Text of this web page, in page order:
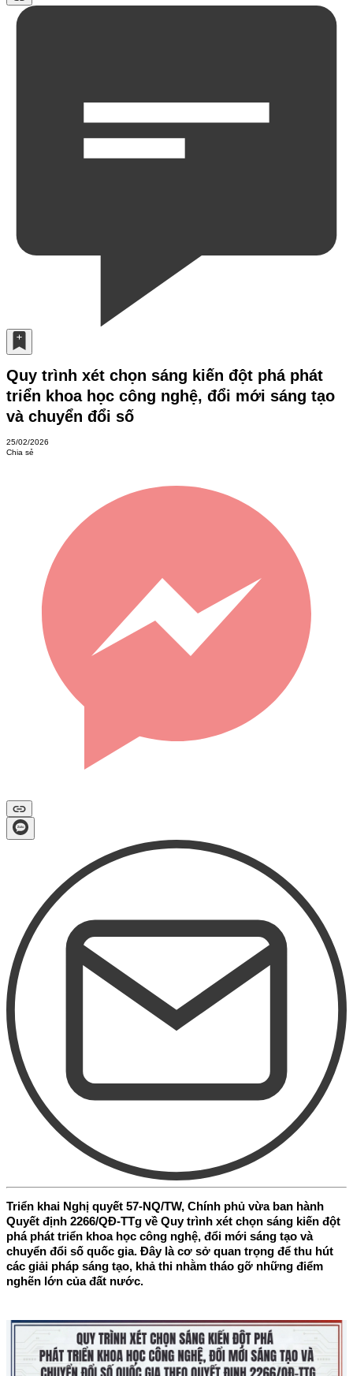
Quy trình xét chọn sáng kiến đột phá phát
triển khoa học công nghệ, đổi mới sáng tạo
và chuyển đổi số
25/02/2026
Chia sẻ
Triển khai Nghị quyết 57-NQ/TW, Chính phủ vừa ban hành
Quyết định 2266/QĐ-TTg về Quy trình xét chọn sáng kiến đột
phá phát triển khoa học công nghệ, đổi mới sáng tạo và
chuyển đổi số quốc gia. Đây là cơ sở quan trọng để thu hút
các giải pháp sáng tạo, khả thi nhằm tháo gỡ những điểm
nghẽn lớn của đất nước.